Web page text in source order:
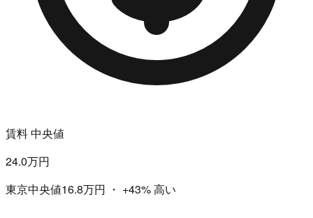
賃料 中央値
24.0万円
東京中央値16.8万円 ・ +43%高い